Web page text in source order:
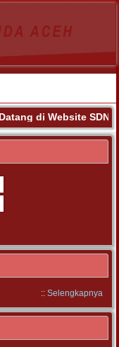
di Website SDN
:: Selengkapnya